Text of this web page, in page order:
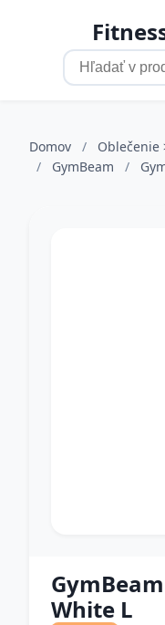
Domov /
Oblečenie
/
GymBeam /
White L